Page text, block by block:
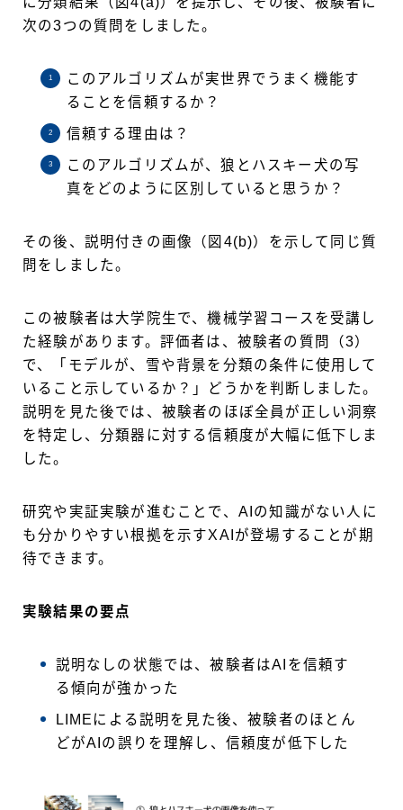
次の3つの質問をしました。
このアルゴリズムが実世界でうまく機能す
ることを信頼するか？
信頼する理由は？
このアルゴリズムが、狼とハスキー犬の写
真をどのように区別していると思うか？
その後、説明付きの画像（図4(b)）を示して同じ質
問をしました。
この被験者は大学院生で、機械学習コースを受講し
た経験があります。評価者は、被験者の質問（3）
で、「モデルが、雪や背景を分類の条件に使用して
いること示しているか？」どうかを判断しました。
説明を見た後では、被験者のほぼ全員が正しい洞察
を特定し、分類器に対する信頼度が大幅に低下しま
した。
研究や実証実験が進むことで、AIの知識がない人に
も分かりやすい根拠を示すXAIが登場することが期
待できます。
実験結果の要点
説明なしの状態では、被験者はAIを信頼す
る傾向が強かった
LIMEによる説明を見た後、被験者のほとん
どがAIの誤りを理解し、信頼度が低下した